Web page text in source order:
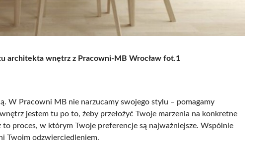
architekta wnętrz z Pracowni-MB Wrocław fot.1
W Pracowni MB nie narzucamy swojego stylu – pomagamy
jestem tu po to, żeby przełożyć Twoje marzenia na konkretne
proces, w którym Twoje preferencje są najważniejsze. Wspólnie
Twoim odzwierciedleniem.